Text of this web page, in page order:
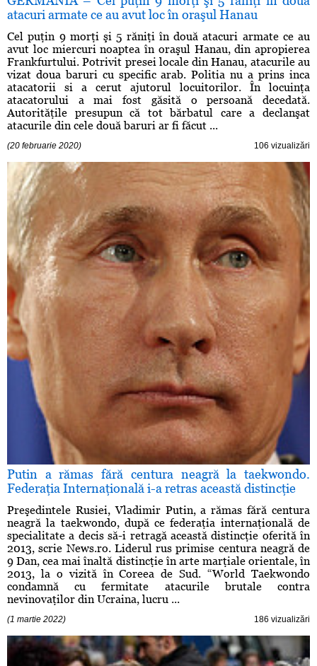
atacuri armate ce au avut loc în oraşul Hanau
Cel puţin 9 morţi şi 5 răniţi în două atacuri armate ce au
avut loc miercuri noaptea în oraşul Hanau, din apropierea
Frankfurtului. Potrivit presei locale din Hanau, atacurile au
vizat doua baruri cu specific arab. Politia nu a prins inca
atacatorii si a cerut ajutorul locuitorilor. În locuinţa
atacatorului a mai fost găsită o persoană decedată.
Autorităţile presupun că tot bărbatul care a declanşat
atacurile din cele două baruri ar fi făcut ...
(20 februarie 2020) 106 vizualizări
Putin a rămas fără centura neagră la taekwondo.
Federaţia Internaţională i-a retras această distincţie
Preşedintele Rusiei, Vladimir Putin, a rămas fără centura
neagră la taekwondo, după ce federaţia internaţională de
specialitate a decis să-i retragă această distincţie oferită în
2013, scrie News.ro. Liderul rus primise centura neagră de
9 Dan, cea mai înaltă distincţie în arte marţiale orientale, în
2013, la o vizită în Coreea de Sud. “World Taekwondo
condamnă cu fermitate atacurile brutale contra
nevinovaţilor din Ucraina, lucru ...
(1 martie 2022) 186 vizualizări